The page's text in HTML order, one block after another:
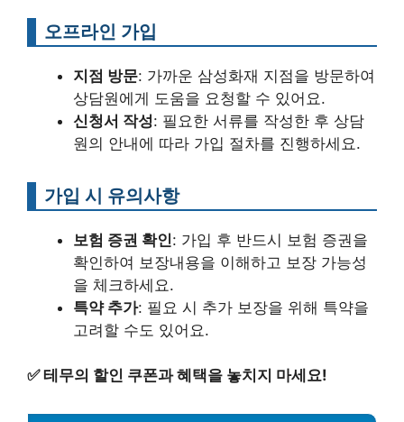
오프라인 가입
지점 방문: 가까운 삼성화재 지점을 방문하여
상담원에게 도움을 요청할 수 있어요.
신청서 작성: 필요한 서류를 작성한 후 상담
원의 안내에 따라 가입 절차를 진행하세요.
가입 시 유의사항
보험 증권 확인: 가입 후 반드시 보험 증권을
확인하여 보장내용을 이해하고 보장 가능성
을 체크하세요.
특약 추가: 필요 시 추가 보장을 위해 특약을
고려할 수도 있어요.
✅테무의 할인 쿠폰과 혜택을 놓치지 마세요!